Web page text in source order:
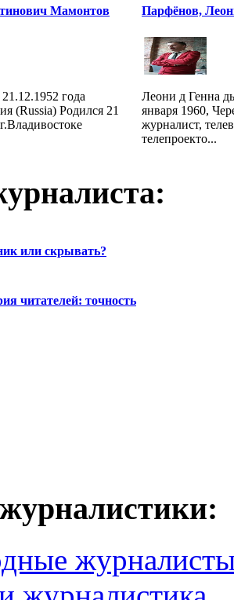
Мамонтов
года
(Russia) Родился 21
Парфёнов,
Леони д Генна
января 1960,
журналист,
телепроекто...
или скрывать?
читателей: точность